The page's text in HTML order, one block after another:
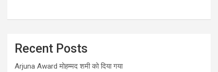
Recent Posts
Arjuna Award मोहम्मद शमी को दिया गया